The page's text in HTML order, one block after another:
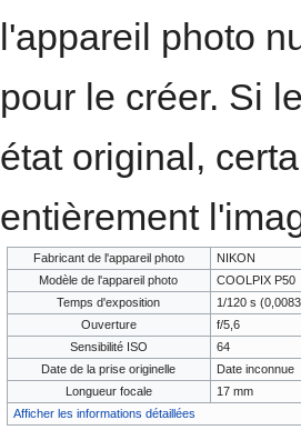
l'appareil photo
pour le créer. Si
état original,
entièrement
Fabricant de l'appareil photo
NIKON
Modèle de l'appareil photo
COOLPIX P50
Temps d'exposition
1/120 s
Ouverture
f/5,6
Sensibilité ISO
64
Date de la prise originelle
Date inconnue
Longueur focale
17 mm
Afficher les informations détaillées